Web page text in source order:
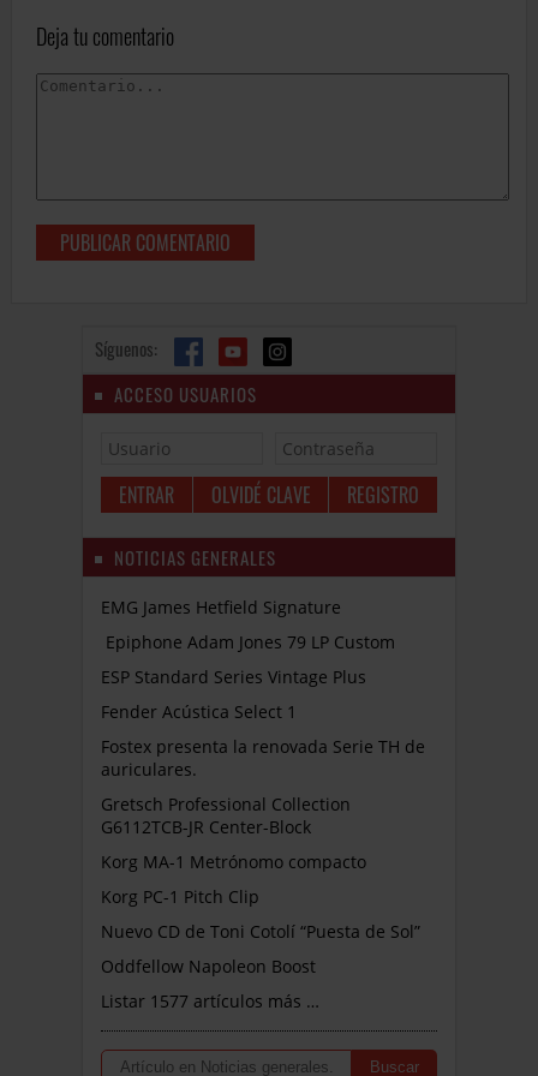
Deja tu comentario
Síguenos:
ACCESO USUARIOS
OLVIDÉ CLAVE REGISTRO
NOTICIAS GENERALES
EMG James Hetfield Signature
Epiphone Adam Jones 79 LP Custom
ESP Standard Series Vintage Plus
Fender Acústica Select 1
Fostex presenta la renovada Serie TH de
auriculares.
Gretsch Professional Collection
G6112TCB-JR Center-Block
Korg MA-1 Metrónomo compacto
Korg PC-1 Pitch Clip
Nuevo CD de Toni Cotolí “Puesta de Sol”
Oddfellow Napoleon Boost
Listar 1577 artículos más …